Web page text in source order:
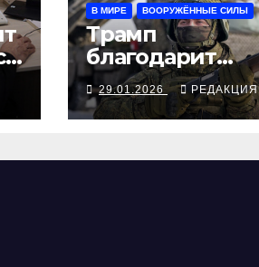
В МИРЕ ВООРУЖЁННЫЕ СИЛЫ
Трамп
благодарит
Путина за
обещание
неделю не
29.01.2026 РЕДАКЦИЯ